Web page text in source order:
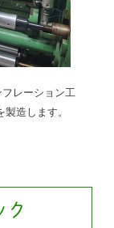
レーション工
造します。
ク